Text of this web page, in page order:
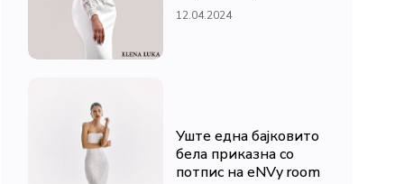
12.04.2024
Уште една бајковито
бела приказна со
потпис на eNVy room